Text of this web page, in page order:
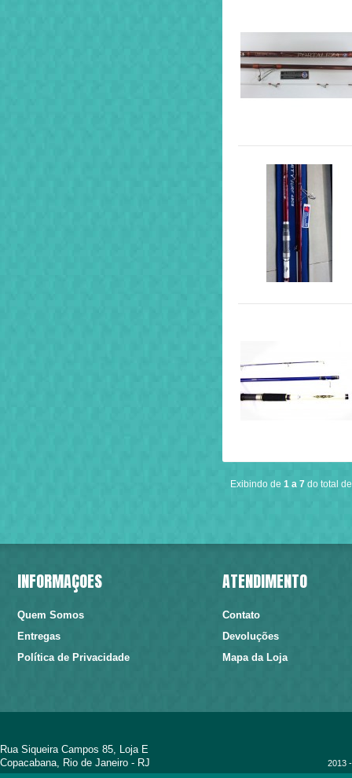
Exibindo de 1 a 7 do total
INFORMAÇÕES
Quem Somos
Entregas
Política de Privacidade
ATENDIMENTO
Contato
Devoluções
Mapa da Loja
Rua Siqueira Campos 85, Loja E
Copacabana, Rio de Janeiro - RJ
2013